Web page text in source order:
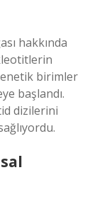
hakkında
birimler
başlandı.
dizilerini